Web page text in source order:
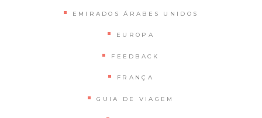
EMIRADOS ÁRABES UNIDOS
EUROPA
FEEDBACK
FRANÇA
GUIA DE VIAGEM